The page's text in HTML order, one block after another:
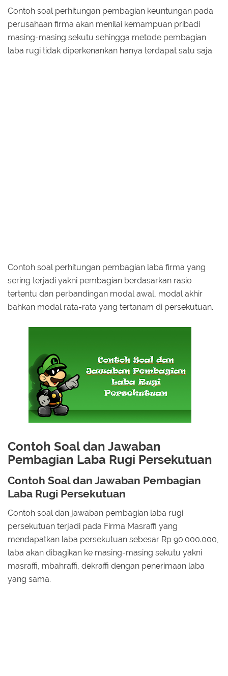
Contoh soal perhitungan pembagian keuntungan pada
perusahaan firma akan menilai kemampuan pribadi
masing-masing sekutu sehingga metode pembagian
laba rugi tidak diperkenankan hanya terdapat satu saja.
Contoh soal perhitungan pembagian laba firma yang
sering terjadi yakni pembagian berdasarkan rasio
tertentu dan perbandingan modal awal, modal akhir
bahkan modal rata-rata yang tertanam di persekutuan.
Contoh Soal dan Jawaban
Pembagian Laba Rugi Persekutuan
Contoh Soal dan Jawaban Pembagian
Laba Rugi Persekutuan
Contoh soal dan jawaban pembagian laba rugi
persekutuan terjadi pada Firma Masraffi yang
mendapatkan laba persekutuan sebesar Rp 90.000.000,
laba akan dibagikan ke masing-masing sekutu yakni
masraffi, mbahraffi, dekraffi dengan penerimaan laba
yang sama.